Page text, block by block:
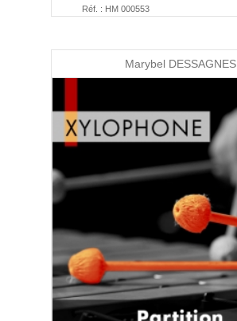
Réf. : HM 000553
Marybel DESSAGNES